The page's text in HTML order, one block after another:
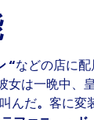
“などの店に
は一晩中
んだ。客に変